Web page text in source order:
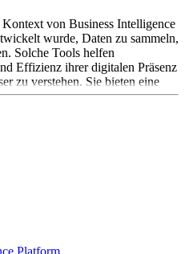
von Business Intelligence
wurde, Daten zu sammeln,
Solche Tools helfen
Effizienz ihrer digitalen Präsenz
zu verstehen. Sie bieten eine
von Websites,
Plattformen zu erfassen und zu
über
Trafficquellen und viele andere
sind Marketer, die die
messen und optimieren
die die Usability
Apps verbessern wollen,
die datengesteuerte